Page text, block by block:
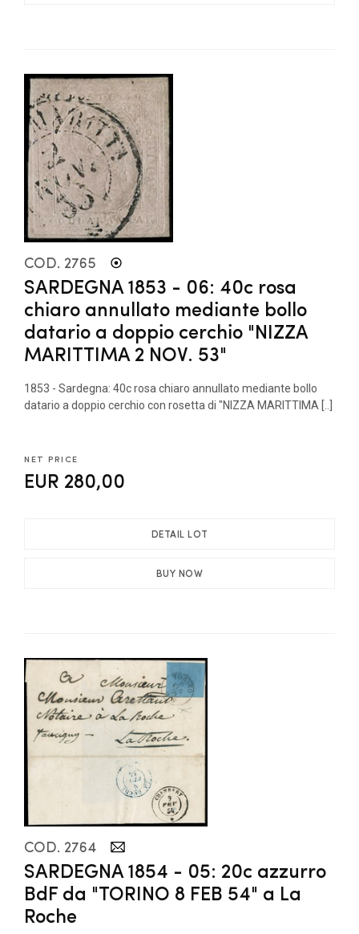
COD. 2765
SARDEGNA 1853 - 06: 40c rosa
chiaro annullato mediante bollo
datario a doppio cerchio "NIZZA
MARITTIMA 2 NOV. 53"
1853 - Sardegna: 40c rosa chiaro annullato mediante bollo
datario a doppio cerchio con rosetta di "NIZZA MARITTIMA [..]
NET PRICE
EUR 280,00
DETAIL LOT
BUY NOW
COD. 2764
SARDEGNA 1854 - 05: 20c azzurro
BdF da "TORINO 8 FEB 54" a La
Roche